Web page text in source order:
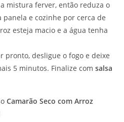
mistura ferver, então reduza o
panela e cozinhe por cerca de
esteja macio e a água tenha
pronto, desligue o fogo e deixe
5 minutos. Finalize com salsa
Camarão Seco com Arroz